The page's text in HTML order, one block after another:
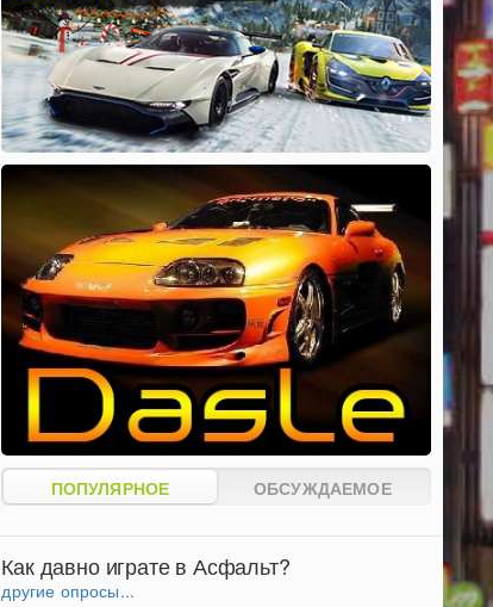
ПОПУЛЯРНОЕ ОБСУЖДАЕМОЕ
Как давно играте в Асфальт?
другие опросы...